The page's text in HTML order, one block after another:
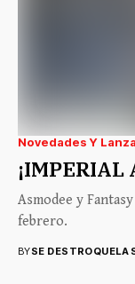
Novedades Y
¡IMPERIAL
Asmodee y
febrero.
BYSE DESTROQUELA